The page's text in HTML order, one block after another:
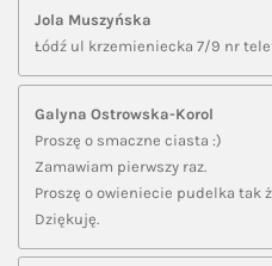
Jola Muszyńska
Łódź ul krzemieniecka 7/9 nr
Galyna Ostrowska-Korol
Proszę o smaczne ciasta :)
Zamawiam pierwszy raz.
Proszę o owieniecie pudelka tak
Dziękuję.